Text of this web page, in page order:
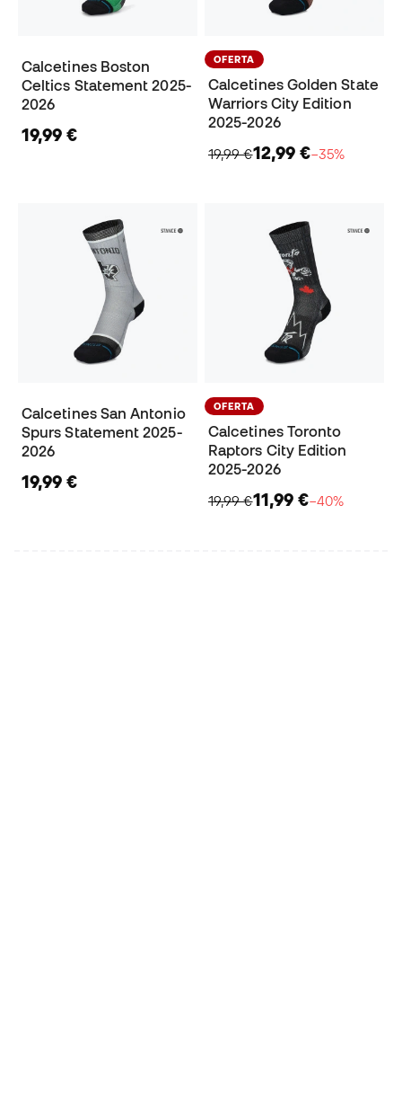
Calcetines Boston
Celtics Statement 2025-
2026
19,99 €
OFERTA
Calcetines Golden State
Warriors City Edition
2025-2026
19,99 €12,99 €−35%
Calcetines San Antonio
Spurs Statement 2025-
2026
19,99 €
OFERTA
Calcetines Toronto
Raptors City Edition
2025-2026
19,99 €11,99 €−40%